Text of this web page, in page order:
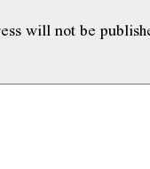
will not be